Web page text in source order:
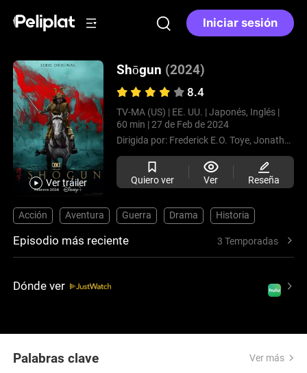
Iniciar sesión
Ver tráiler
Shōgun (2024)
8.4
TV-MA (US) | EE. UU. | Japonés, Inglés |
60 min | 27 de Feb de 2024
Dirigida por: Frederick E.O. Toye, Jonathan van Tulleken,
Quiero ver Ver Reseña
Acción Aventura Guerra Drama Historia
Episodio más reciente 3 Temporadas
Dónde ver
Palabras clave Ver más